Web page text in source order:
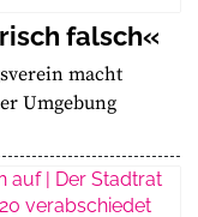
falsch«
macht
Umgebung